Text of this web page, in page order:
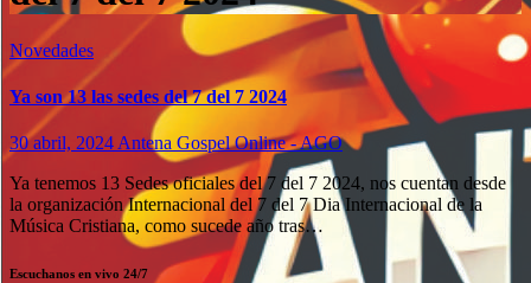
Novedades
Ya son 13 las sedes del 7 del 7 2024
30 abril, 2024Antena Gospel Online - AGO
Ya tenemos 13 Sedes oficiales del 7 del 7 2024, nos cuentan desde
la organización Internacional del 7 del 7 Dia Internacional de la
Música Cristiana, como sucede año tras…
Escuchanos en vivo 24/7